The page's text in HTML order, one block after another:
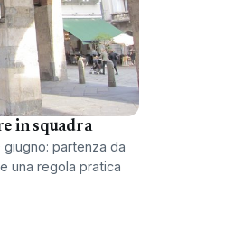
in squadra
partenza da
una regola pratica